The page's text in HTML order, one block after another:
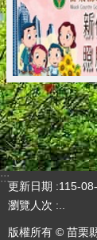
:::
更新日期
115-
瀏覽人次
..
版權所有 © 苗栗